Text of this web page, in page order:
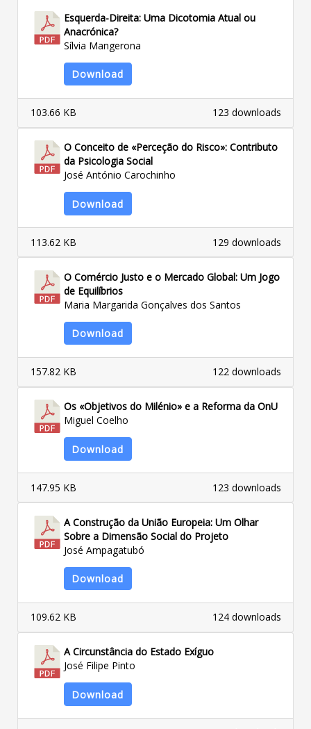
Esquerda-Direita: Uma Dicotomia Atual ou
Anacrónica?
Sílvia Mangerona
Download
123 downloads
103.66 KB
O Conceito de «Perceção do Risco»: Contributo
da Psicologia Social
José António Carochinho
Download
129 downloads
113.62 KB
O Comércio Justo e o Mercado Global: Um Jogo
de Equilíbrios
Maria Margarida Gonçalves dos Santos
Download
122 downloads
157.82 KB
Os «Objetivos do Milénio» e a Reforma da OnU
Miguel Coelho
Download
123 downloads
147.95 KB
A Construção da União Europeia: Um Olhar
Sobre a Dimensão Social do Projeto
José Ampagatubó
Download
124 downloads
109.62 KB
A Circunstância do Estado Exíguo
José Filipe Pinto
Download